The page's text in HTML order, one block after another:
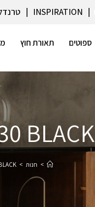
INSPIRATION
ספוטים תאורת חוץ
BLACK
> חנות >